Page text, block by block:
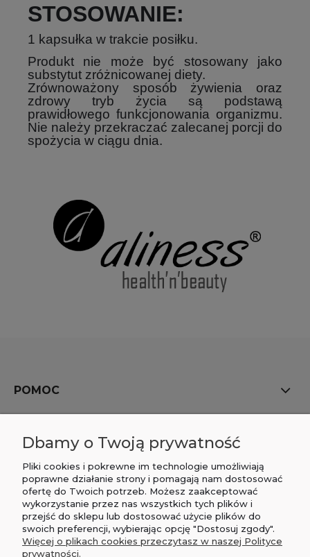
STOSOWANIE:
1 kapsułka w trakcie posiłku.
Produkt nie może być stosowany jako
substytut zróżnicowanej diety.
Zrównoważony sposób żywienia oraz
zdrowy tryb życia są podstawą
prawidłowego funkcjonowania organizmu.
Nie należy przekraczać zalecanej porcji do
spożycia w ciągu dnia.
POMOC
INFORMACJE
O NAS
Dbamy o Twoją prywatność
Pliki cookies i pokrewne im technologie umożliwiają
poprawne działanie strony i pomagają nam dostosować
ofertę do Twoich potrzeb. Możesz zaakceptować
wykorzystanie przez nas wszystkich tych plików i
przejść do sklepu lub dostosować użycie plików do
swoich preferencji, wybierając opcję "Dostosuj zgody".
Więcej o plikach cookies przeczytasz w naszej Polityce
prywatności.